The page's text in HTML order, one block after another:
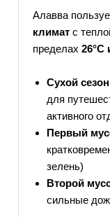
Алавва
климат с
пределах 26°C
Сухой
для
активного
Первый
зелень)
Второй
сильные